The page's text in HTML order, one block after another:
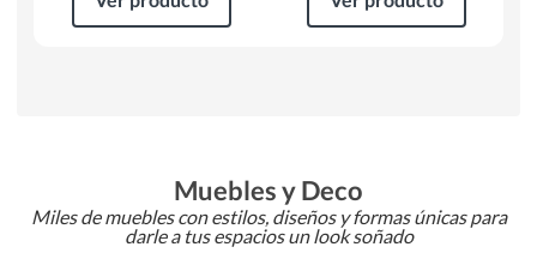
Muebles y Deco
Miles de muebles con estilos, diseños y formas únicas para
darle a tus espacios un look soñado